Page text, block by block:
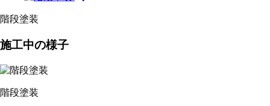
階段塗装
施工中の様子
階段塗装